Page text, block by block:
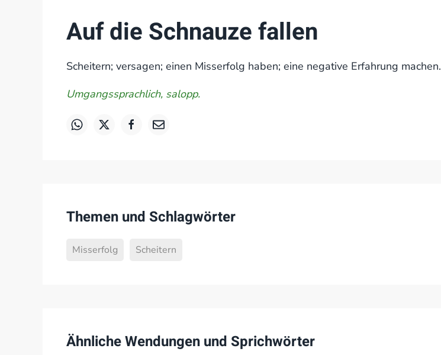
Auf die Schnauze fallen
Scheitern; versagen; einen Misserfolg haben; eine negative Erfahrung machen.
Umgangssprachlich, salopp.
Themen und Schlagwörter
Misserfolg Scheitern
Ähnliche Wendungen und Sprichwörter